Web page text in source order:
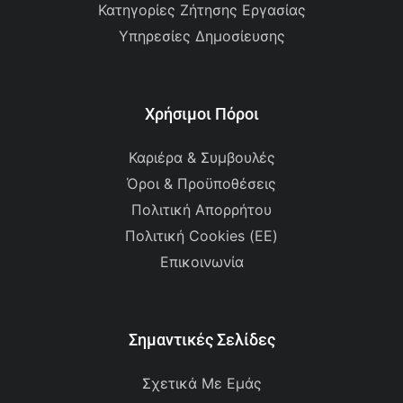
Κατηγορίες Ζήτησης Εργασίας
Υπηρεσίες Δημοσίευσης
Χρήσιμοι Πόροι
Καριέρα & Συμβουλές
Όροι & Προϋποθέσεις
Πολιτική Απορρήτου
Πολιτική Cookies (ΕΕ)
Επικοινωνία
Σημαντικές Σελίδες
Σχετικά Με Εμάς